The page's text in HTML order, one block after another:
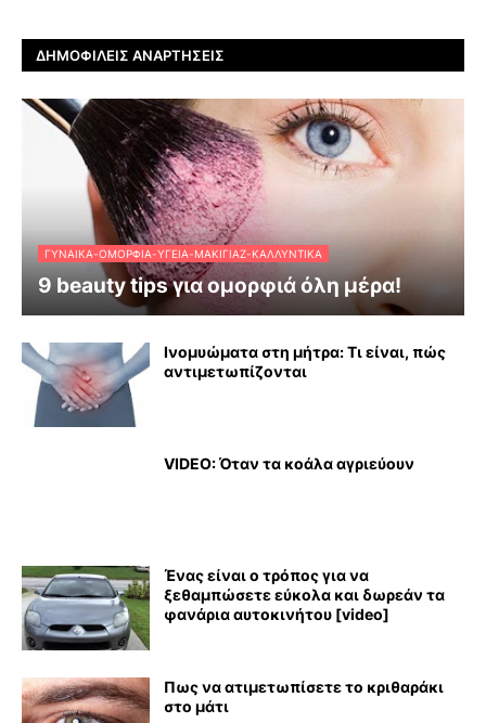
ΔΗΜΟΦΙΛΕΊΣ ΑΝΑΡΤΉΣΕΙΣ
ΓΥΝΑΊΚΑ-ΟΜΟΡΦΙΆ-ΥΓΕΊΑ-ΜΑΚΙΓΙΆΖ-ΚΑΛΛΥΝΤΙΚΆ
9 beauty tips για ομορφιά όλη μέρα!
Ινομυώματα στη μήτρα: Τι είναι, πώς
αντιμετωπίζονται
VIDEO: Όταν τα κοάλα αγριεύουν
Ένας είναι ο τρόπος για να
ξεθαμπώσετε εύκολα και δωρεάν τα
φανάρια αυτοκινήτου [video]
Πως να ατιμετωπίσετε το κριθαράκι
στο μάτι